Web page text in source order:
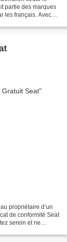
partie des marques
les français. Avec
propriétaire d’un
de conformité Seat
serein et ne